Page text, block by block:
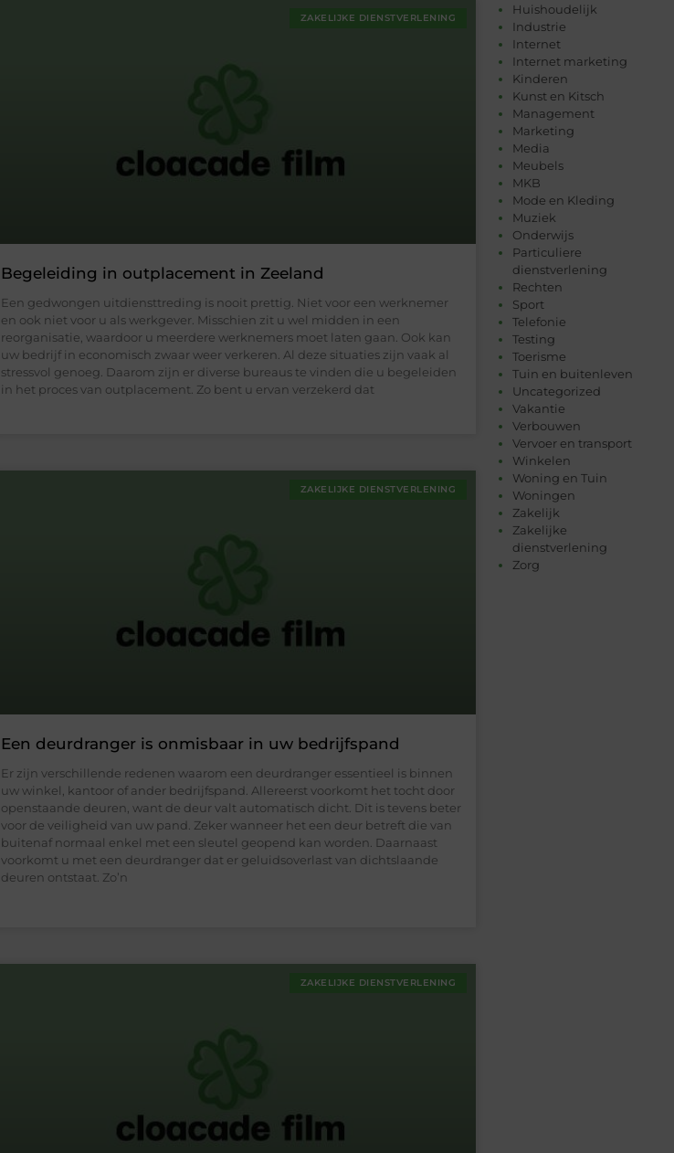
ZAKELIJKE DIENSTVERLENING
Begeleiding in outplacement in Zeeland
Een gedwongen uitdiensttreding is nooit prettig. Niet voor een werknemer
en ook niet voor u als werkgever. Misschien zit u wel midden in een
reorganisatie, waardoor u meerdere werknemers moet laten gaan. Ook kan
uw bedrijf in economisch zwaar weer verkeren. Al deze situaties zijn vaak al
stressvol genoeg. Daarom zijn er diverse bureaus te vinden die u begeleiden
in het proces van outplacement. Zo bent u ervan verzekerd dat
ZAKELIJKE DIENSTVERLENING
Een deurdranger is onmisbaar in uw bedrijfspand
Er zijn verschillende redenen waarom een deurdranger essentieel is binnen
uw winkel, kantoor of ander bedrijfspand. Allereerst voorkomt het tocht door
openstaande deuren, want de deur valt automatisch dicht. Dit is tevens beter
voor de veiligheid van uw pand. Zeker wanneer het een deur betreft die van
buitenaf normaal enkel met een sleutel geopend kan worden. Daarnaast
voorkomt u met een deurdranger dat er geluidsoverlast van dichtslaande
deuren ontstaat. Zo’n
ZAKELIJKE DIENSTVERLENING
Huishoudelijk
Industrie
Internet
Internet marketing
Kinderen
Kunst en Kitsch
Management
Marketing
Media
Meubels
MKB
Mode en Kleding
Muziek
Onderwijs
Particuliere
dienstverlening
Rechten
Sport
Telefonie
Testing
Toerisme
Tuin en buitenleven
Uncategorized
Vakantie
Verbouwen
Vervoer en transport
Winkelen
Woning en Tuin
Woningen
Zakelijk
Zakelijke
dienstverlening
Zorg